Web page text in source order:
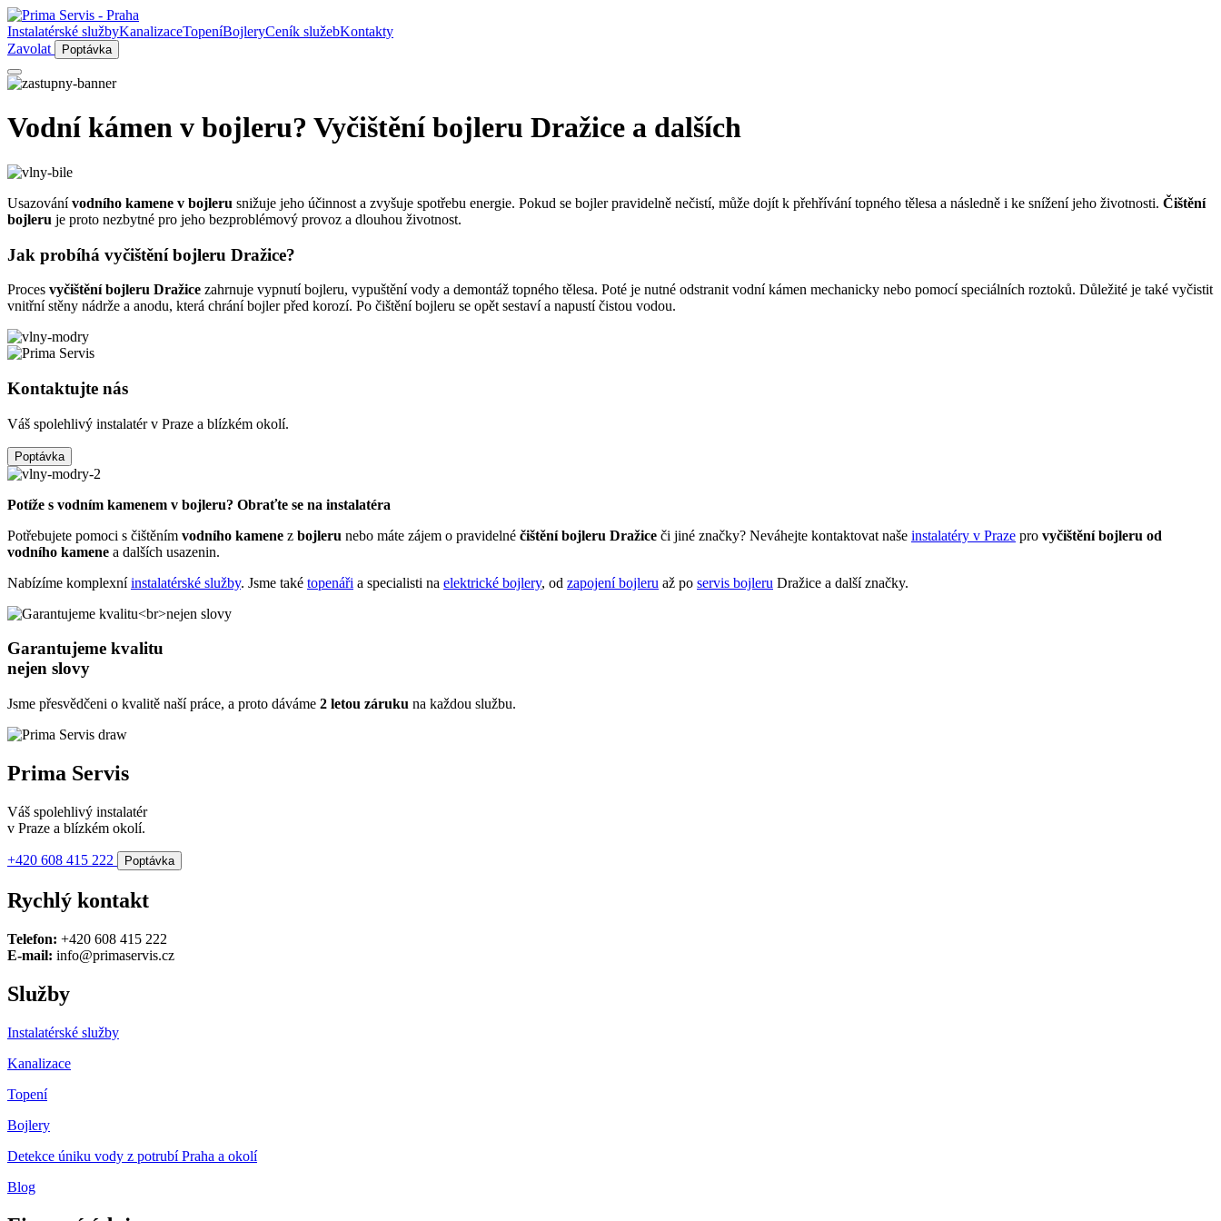
Instalatérské službyKanalizaceTopeníBojleryCeník služebKontakty
Zavolat
Poptávka
Vodní kámen v bojleru? Vyčištění bojleru Dražice a dalších
Usazovánívodního kamene v bojleru snižuje jeho účinnost a zvyšuje spotřebu energie. Pokud se bojler pravidelně nečistí, může dojít k přehřívání topného tělesa a následně i ke snížení jeho životnosti. Čištění
bojleru je proto nezbytné pro jeho bezproblémový provoz a dlouhou životnost.
Jak probíhá vyčištění bojleru Dražice?
Proces vyčištění bojleru Dražice zahrnuje vypnutí bojleru, vypuštění vody a demontáž topného tělesa. Poté je nutné odstranit vodní kámen mechanicky nebo pomocí speciálních roztoků. Důležité je také vyčistit
vnitřní stěny nádrže a anodu, která chrání bojler před korozí. Po čištění bojleru se opět sestaví a napustí čistou vodou.
Kontaktujte nás
Váš spolehlivý instalatér v Praze a blízkém okolí.
Poptávka
Potíže s vodním kamenem v bojleru? Obraťte se na instalatéra
Potřebujete pomoci s čištěním vodního kamene z bojleru nebo máte zájem o pravidelné čištění bojleru Dražice či jiné značky? Neváhejte kontaktovat naše instalatéry v Praze pro vyčištění bojleru od
vodního kamene a dalších usazenin.
Nabízíme komplexníinstalatérské služby. Jsme také topenáři a specialisti na elektrické bojlery, od zapojení bojleru až po servis bojleru Dražice a další značky.
Garantujeme kvalitu
nejen slovy
Jsme přesvědčeni o kvalitě naší práce, a proto dáváme 2 letou záruku na každou službu.
Prima Servis
Váš spolehlivý instalatér
v Praze a blízkém okolí.
+420 608 415 222 Poptávka
Rychlý kontakt
Telefon: +420 608 415 222
E-mail: info@primaservis.cz
Služby
Instalatérské služby
Kanalizace
Topení
Bojlery
Detekce úniku vody z potrubí Praha a okolí
Blog